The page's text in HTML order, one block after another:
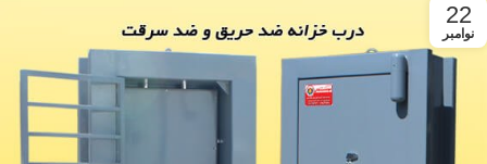
22
نوامبر